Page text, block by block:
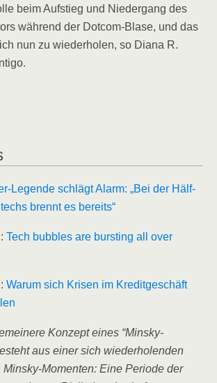
beim Auf­stieg und Nie­der­gang des
wäh­rend der Dot­com-Bla­se, und das
nun zu wie­der­ho­len, so Dia­na R.
Legen­de schlägt Alarm: „Bei der Hälf­
brennt es bereits“
Tech bubbles are burs­t­ing all over
War­um sich Kri­sen im Kre­dit­ge­schäft
Kon­zept eines “Min­sky-
aus einer sich wie­der­ho­len­den
Min­sky-Momen­ten: Eine Peri­ode der